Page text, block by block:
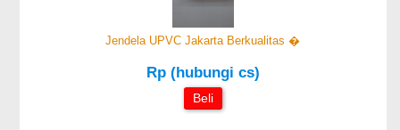
Jendela UPVC Jakarta Berkualitas �
Rp (hubungi cs)
Beli